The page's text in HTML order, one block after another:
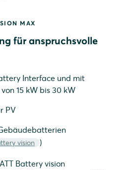
MAX
für anspruchsvolle
Interface und mit
15 kW bis 30 kW
PV
vision )
Battery vision